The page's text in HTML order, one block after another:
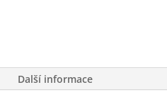
Další informace